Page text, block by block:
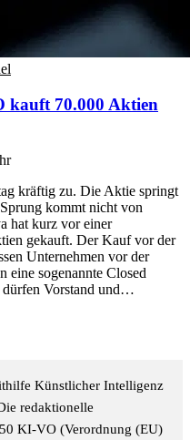
kauft 70.000 Aktien
kräftig zu. Die Aktie springt
kommt nicht von
hat kurz vor einer
gekauft. Der Kauf vor der
Unternehmen vor der
eine sogenannte Closed
dürfen Vorstand und…
Künstlicher Intelligenz
redaktionelle
KI-VO (Verordnung (EU)